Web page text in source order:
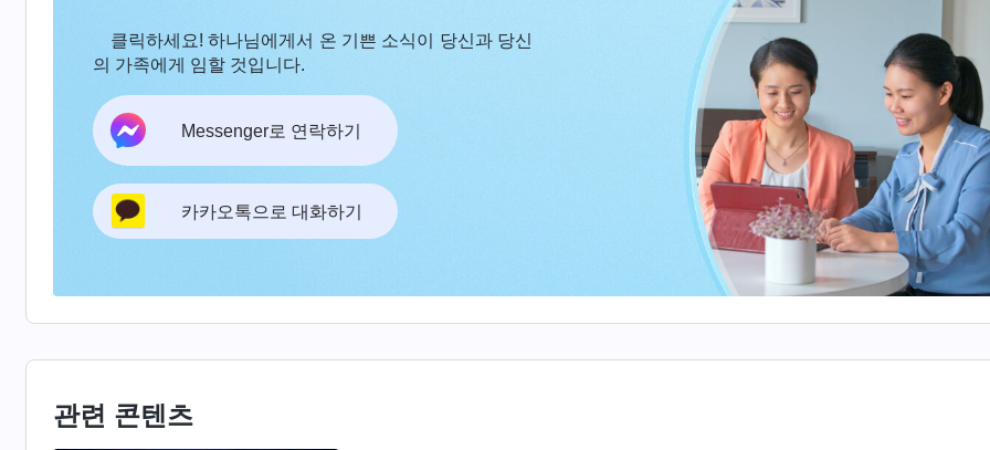
은 이들에게 봉사하라고 한 이상 이들에 대한 요구 기준이 있다. 결코 이들에게 멸시나 대충 대하는 태도를
취하는 것이 아니다. 이들이 하나님 말씀을 이해하지 못하고 생명도 없지만 하나님은 그래도 이들을 우대하
며 이들에 대한 요구 기준이 있다. 그 요구 기준은 방금 너희도 말했지만, 하나님에 대한 충성심을 가지고, 말
을 잘 듣고, 제대로 봉사하고, 끝까지 봉사해야 하는 것이다. 네가 충성스러운 봉사자로서 마지막까지 봉사하
고 하나님이 네게 맡긴 사명을 완벽히 완수한다면, 너의 금생은 가치 있게 되고, 너는 살아남을 수 있게 된
네가 좀 더 힘을 내고 노력한다면, 하나님을 알기 위해 좀 더 힘을 내고 하나님에 대한 인식을 좀 얘기할 수
고 하나님을 증거하고 하나님의 뜻을 좀 깨달을 수 있다면, 그리고 하나님의 사역에 협력하고 하나님의 마음
을 좀 헤아릴 수 있게 된다면, 봉사자인 너에게 전환점이 있게 된다. 이 전환점은 무엇일까? 단순히 살아남
것이 아니다. 네 행위와 개인적인 소망과 추구에 따라 하나님이 너를 하나님의 선민에 넣을 것이다. 이것
된다는 것을 의미한다. 이것은 좋은 일이 아니냐? 좋은 일이고 좋은 소식이다. 바꿔 말하면, 봉사자의 상황은
클릭하세요! 하나님에게서 온 기쁜 소식이 당신과 당신
의 가족에게 임할 것입니다.
Messenger로 연락하기
카카오톡으로 대화하기
관련 콘텐츠